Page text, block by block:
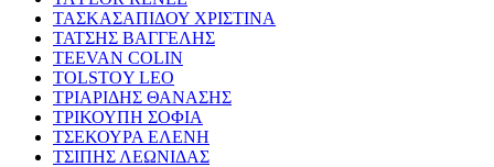
ΤΑΣΚΑΣΑΠΙΔΟΥ ΧΡΙΣΤΙΝΑ
ΤΑΤΣΗΣ ΒΑΓΓΕΛΗΣ
TEEVAN COLIN
TOLSTOY LEO
ΤΡΙΑΡΙΔΗΣ ΘΑΝΑΣΗΣ
ΤΡΙΚΟΥΠΗ ΣΟΦΙΑ
ΤΣΕΚΟΥΡΑ ΕΛΕΝΗ
ΤΣΙΠΗΣ ΛΕΩΝΙΔΑΣ